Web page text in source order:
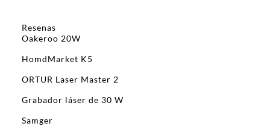
Resenas
Oakeroo 20W
HomdMarket K5
ORTUR Laser Master 2
Grabador láser de 30 W
Samger